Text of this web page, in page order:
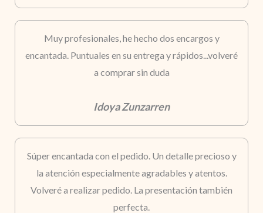
Muy profesionales, he hecho dos encargos y
encantada. Puntuales en su entrega y rápidos...volveré
a comprar sin duda
Idoya Zunzarren
Súper encantada con el pedido. Un detalle precioso y
la atención especialmente agradables y atentos.
Volveré a realizar pedido. La presentación también
perfecta.